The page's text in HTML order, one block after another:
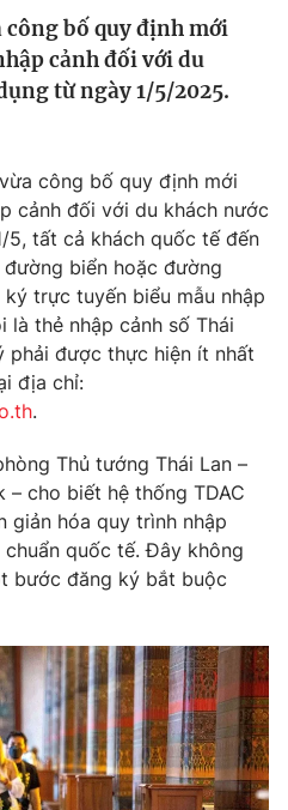
Podcast
bố quy định mới
cảnh đối với du
từ ngày 1/5/2025.
công bố quy định mới
cảnh đối với du khách nước
5, tất cả khách quốc tế đến
biển hoặc đường
trực tuyến biểu mẫu nhập
là thẻ nhập cảnh số Thái
phải được thực hiện ít nhất
địa chỉ:
.
Thủ tướng Thái Lan –
– cho biết hệ thống TDAC
giản hóa quy trình nhập
quốc tế. Đây không
bước đăng ký bắt buộc